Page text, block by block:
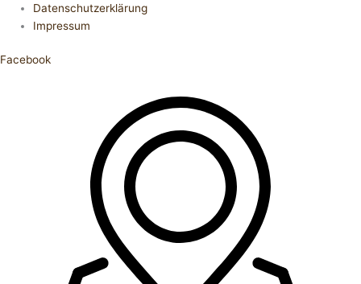
Datenschutzerklärung
Impressum
Facebook